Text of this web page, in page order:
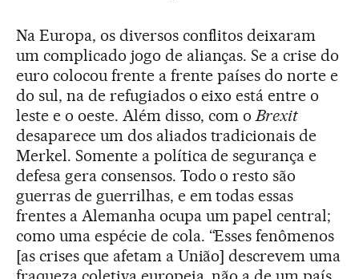
Na Europa, os diversos conflitos deixaram
um complicado jogo de alianças. Se a crise do
euro colocou frente a frente países do norte e
do sul, na de refugiados o eixo está entre o
leste e o oeste. Além disso, com o Brexit
desaparece um dos aliados tradicionais de
Merkel. Somente a política de segurança e
defesa gera consensos. Todo o resto são
guerras de guerrilhas, e em todas essas
frentes a Alemanha ocupa um papel central;
como uma espécie de cola. “Esses fenômenos
[as crises que afetam a União] descrevem uma